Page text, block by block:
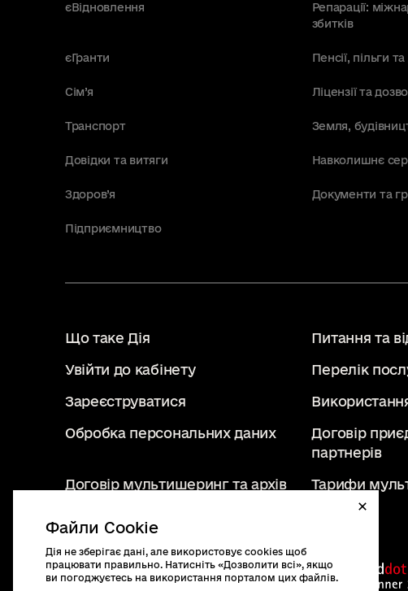
Файли Cookie
Дія не зберігає дані, але використовує cookies щоб
працювати правильно. Натисніть «Дозволити всі», якщо
ви погоджуєтесь на використання порталом цих файлів.
єВідновлення
Репарації:
збитків
єГранти Пенсії, пільги
Сім’я Ліцензії та
Транспорт Земля,
Довідки та витяги Навколишнє
Здоров’я Документи та
Підприємництво
Що таке Дія Питання та
Увійти до кабінету Перелік
Зареєструватися
Обробка персональних даних
Договір
партнерів
Договір мультишеринг та архів Тарифи
diia.gov.ua
2019 - 2026. Всі права